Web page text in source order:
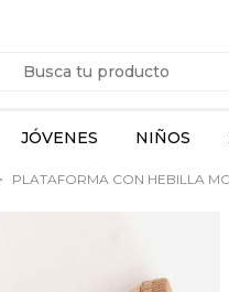
JÓVENES NIÑOS
PLATAFORMA CON HEBILLA